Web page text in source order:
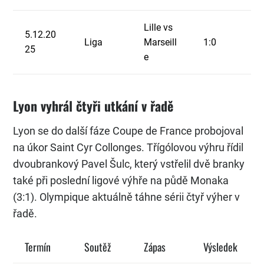
5.12.20
25
Liga
Lille vs
Marseill
e
1:0
Lyon vyhrál čtyři utkání v řadě
Lyon se do další fáze Coupe de France probojoval
na úkor Saint Cyr Collonges. Třígólovou výhru řídil
dvoubrankový Pavel Šulc, který vstřelil dvě branky
také při poslední ligové výhře na půdě Monaka
(3:1). Olympique aktuálně táhne sérii čtyř výher v
řadě.
Termín Soutěž Zápas Výsledek